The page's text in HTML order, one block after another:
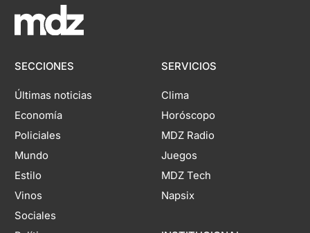
SECCIONES
Últimas noticias
Economía
Policiales
Mundo
Estilo
Vinos
Sociales
SERVICIOS
Clima
Horóscopo
MDZ Radio
Juegos
MDZ Tech
Napsix